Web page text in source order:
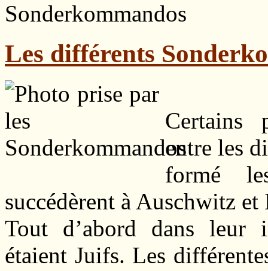
Sonderkommandos
Les différents
Certains
entre les
formé
succédèrent à Auschwitz
Tout d’abord dans leur
étaient Juifs. Les